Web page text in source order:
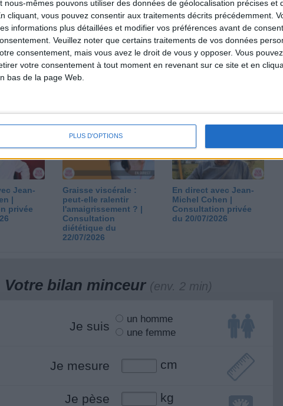
nous-mêmes pouvons utiliser des données de géolocalisation précises et
cliquant, vous pouvez consentir aux traitements décrits précédemment.
informations plus détaillées et modifier vos préférences avant de
Veuillez noter que certains traitements de vos données
consentement, mais vous avez le droit de vous y opposer. Vous
votre consentement à tout moment en revenant sur ce site et en
bas de la page Web.
PLUS D'OPTIONS
Jean-Michel et les diététiciennes du programme.
la
Le plan à 1600
Consultation
Consultation
Jean-
|
privée
Graisse viscérale :
peut-elle ralentir
l'amaigrissement ? |
Consultation
diététique du
22/07/2026
En direct avec Jean-
Michel Cohen |
Consultation privée
du 20/07/2026
Votre bilan minceur (env. 2 min)
Je suis
un homme
une femme
Je mesure cm
Je pèse
kg